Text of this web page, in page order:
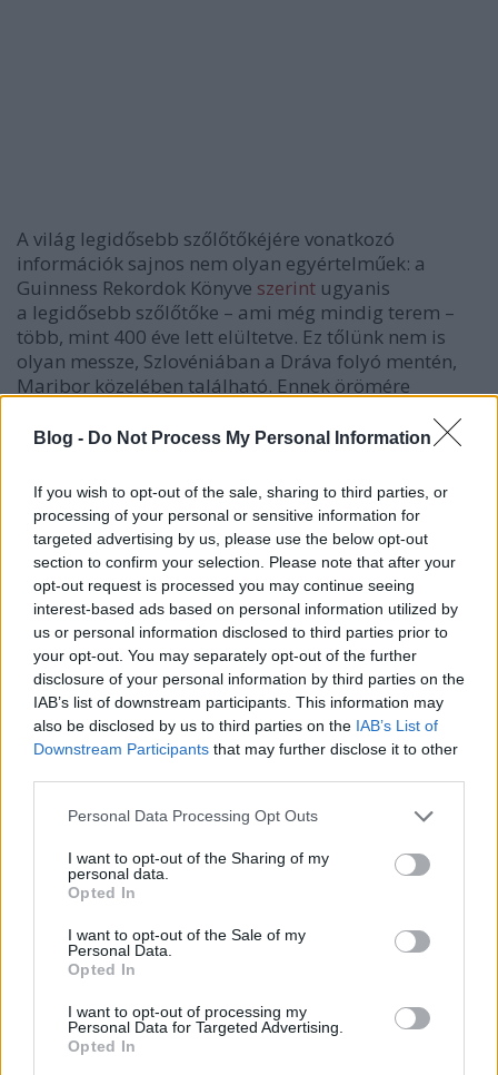
Blog - Do Not Process My Personal Information
If you wish to opt-out of the sale, sharing to third parties, or
processing of your personal or sensitive information for
targeted advertising by us, please use the below opt-out
section to confirm your selection. Please note that after your
opt-out request is processed you may continue seeing
interest-based ads based on personal information utilized by
us or personal information disclosed to third parties prior to
your opt-out. You may separately opt-out of the further
disclosure of your personal information by third parties on the
IAB’s list of downstream participants. This information may
also be disclosed by us to third parties on the IAB’s List of
Downstream Participants that may further disclose it to other
Please note that this website/app uses one or more Google
not limited to your visit or usage behaviour. You may click to
grant or deny consent to Google and its third-party tags to
use your data for below specified purposes in below Google
consent section.
Personal Data Processing Opt Outs
I want to opt-out of the Sharing of my
personal data.
Opted In
I want to opt-out of the Sale of my
Personal Data.
Opted In
I want to opt-out of processing my
Personal Data for Targeted Advertising.
Opted In
A világ legidősebb szőlőtőkéjére vonatkozó
információk sajnos nem olyan egyértelműek: a
Guinness Rekordok Könyve szerint ugyanis
a legidősebb szőlőtőke – ami még mindig terem –
több, mint 400 éve lett elültetve. Ez tőlünk nem is
olyan messze, Szlovéniában a Dráva folyó mentén,
Maribor közelében található. Ennek örömére
fesztivált is szerveznek a különlegesség tiszteletére.
Szlovénia régi helyi kékszőlő fajtája, a Žametovka
terem rajta, ami egy nagyon gazdag, zamatos és
egészen édes vörösbort ad. (Bár van, aki szerint ez
így konkrétan ihatatlan, én azért mégis
megkóstolnám.) A világ legidősebbjének kikiáltott
szőlőtőkéje egyébként minden évben összesen 100
palack (250 ml-es) bort ad.
És itt a csodatőke. Fotó forrása: maribor-pohorje.si
Ezzel szemben